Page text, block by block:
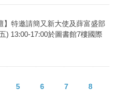
】特邀請簡又新大使及薛富盛部
) 13:00-17:00於圖書館7樓國際
5 6 7 8